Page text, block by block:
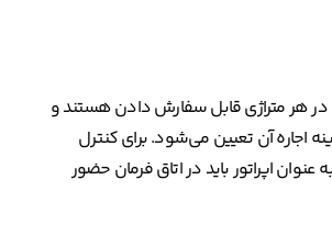
هر متراژی قابل سفارش دادن هستند و
اجاره آن تعیین می‌شود. برای کنترل
اپراتور باید در اتاق فرمان حضور